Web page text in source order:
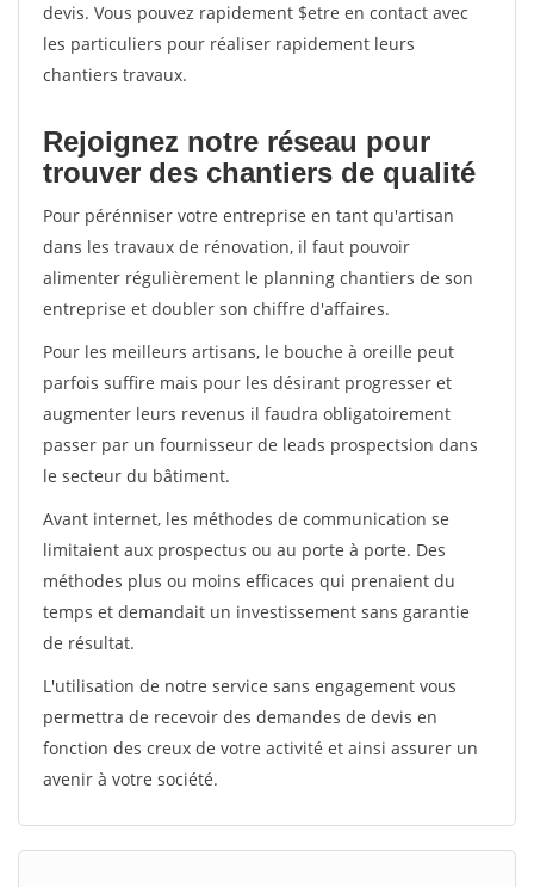
devis. Vous pouvez rapidement $etre en contact avec
les particuliers pour réaliser rapidement leurs
chantiers travaux.
Rejoignez notre réseau pour
trouver des chantiers de qualité
Pour pérénniser votre entreprise en tant qu'artisan
dans les travaux de rénovation, il faut pouvoir
alimenter régulièrement le planning chantiers de son
entreprise et doubler son chiffre d'affaires.
Pour les meilleurs artisans, le bouche à oreille peut
parfois suffire mais pour les désirant progresser et
augmenter leurs revenus il faudra obligatoirement
passer par un fournisseur de leads prospectsion dans
le secteur du bâtiment.
Avant internet, les méthodes de communication se
limitaient aux prospectus ou au porte à porte. Des
méthodes plus ou moins efficaces qui prenaient du
temps et demandait un investissement sans garantie
de résultat.
L'utilisation de notre service sans engagement vous
permettra de recevoir des demandes de devis en
fonction des creux de votre activité et ainsi assurer un
avenir à votre société.